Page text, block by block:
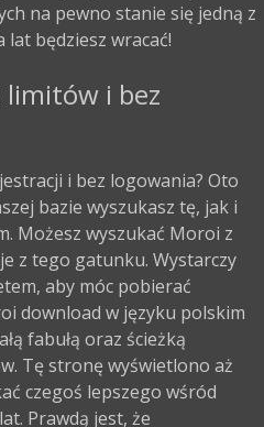
na pewno stanie się jedną z
będziesz wracać!
limitów i bez
i bez logowania? Oto
bazie wyszukasz tę, jak i
Możesz wyszukać Moroi z
z tego gatunku. Wystarczy
aby móc pobierać
download w języku polskim
fabułą oraz ścieżką
Tę stronę wyświetlono aż
czegoś lepszego wśród
Prawdą jest, że